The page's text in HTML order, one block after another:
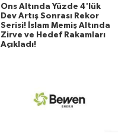
Ons Altında Yüzde 4'lük
Dev Artış Sonrası Rekor
Serisi! İslam Memiş Altında
Zirve ve Hedef Rakamları
Açıkladı!